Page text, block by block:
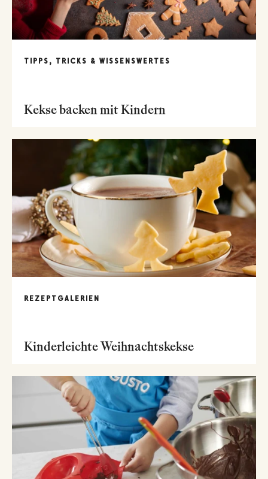
TIPPS, TRICKS & WISSENSWERTES
Kekse backen mit Kindern
REZEPTGALERIEN
Kinderleichte Weihnachtskekse